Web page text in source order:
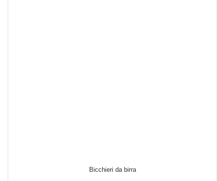
Bicchieri da birra